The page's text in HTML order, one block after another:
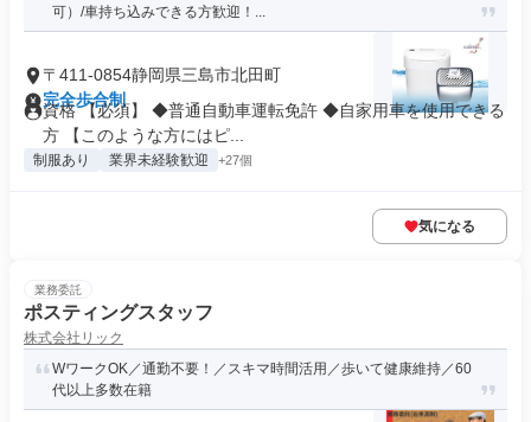
可）/車持ち込みできる方歓迎！...
〒411-0854静岡県三島市北田町
完全歩合制
資格 【必須】 ◆普通自動車運転免許 ◆自家用車を使用できる
方 【このような方にはピ...
制服あり 業界未経験歓迎 +27個
気になる
業務委託
ポスティングスタッフ
株式会社リック
WワークOK／通勤不要！／スキマ時間活用／歩いて健康維持／60
代以上多数在籍